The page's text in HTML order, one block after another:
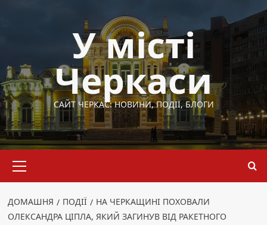
У місті
Черкаси
САЙТ ЧЕРКАС: НОВИНИ, ПОДІЇ, БЛОГИ
меню
ДОМАШНЯ ПОДІЇ
НА ЧЕРКАЩИНІ ПОХОВАЛИ
ОЛЕКСАНДРА ЦІПЛА, ЯКИЙ ЗАГИНУВ ВІД РАКЕТНОГО